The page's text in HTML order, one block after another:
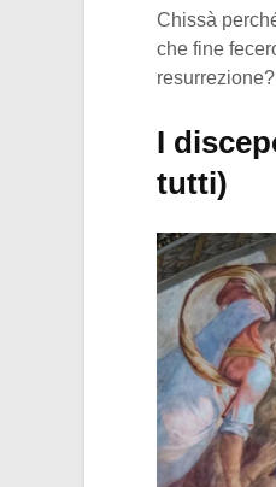
Chissà
che fine
I
tutti)